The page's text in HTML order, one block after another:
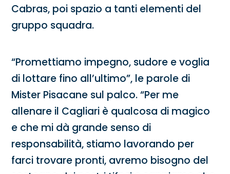
Cabras, poi spazio a tanti elementi del
gruppo squadra.
“Promettiamo impegno, sudore e voglia
di lottare fino all’ultimo”, le parole di
Mister Pisacane sul palco. “Per me
allenare il Cagliari è qualcosa di magico
e che mi dà grande senso di
responsabilità, stiamo lavorando per
farci trovare pronti, avremo bisogno del